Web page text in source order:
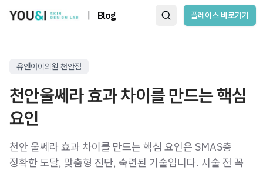
Blog 플레이스 바로가기
유앤아이의원 천안점
천안울쎄라 효과 차이를 만드는 핵심
요인
천안 울쎄라 효과 차이를 만드는 핵심 요인은 SMAS층
정확한 도달, 맞춤형 진단, 숙련된 기술입니다. 시술 전 꼭